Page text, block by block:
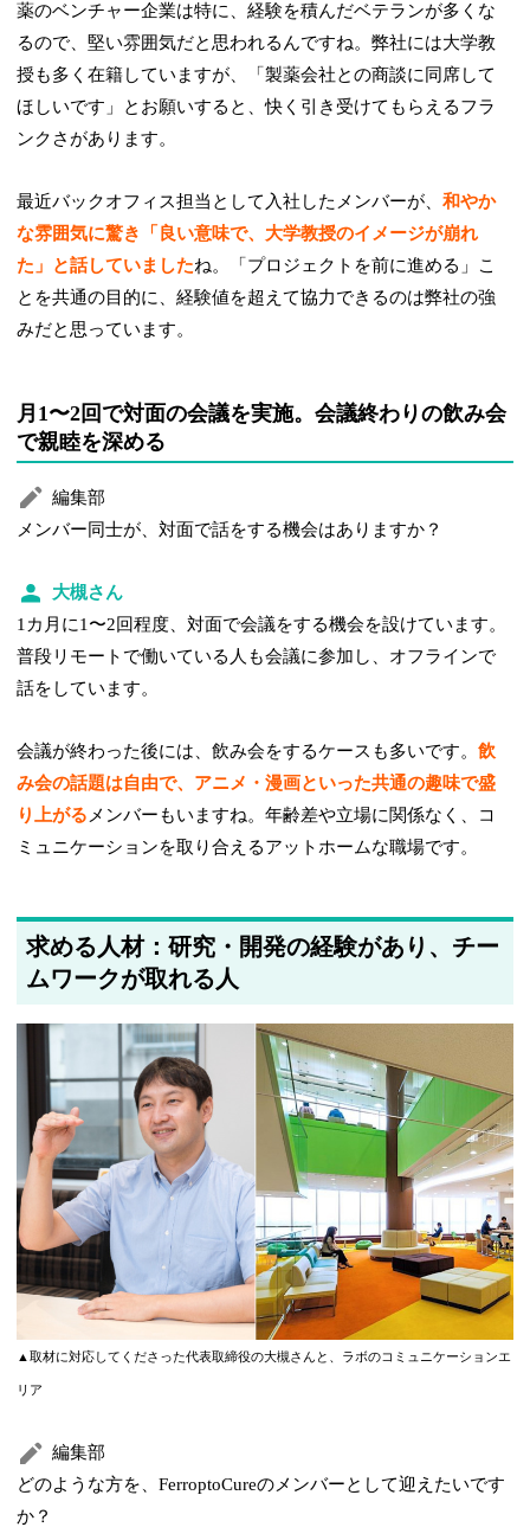
薬のベンチャー企業は特に、経験を積んだベテランが多くな
るので、堅い雰囲気だと思われるんですね。弊社には大学教
授も多く在籍していますが、「製薬会社との商談に同席して
ほしいです」とお願いすると、快く引き受けてもらえるフラ
ンクさがあります。
最近バックオフィス担当として入社したメンバーが、和やか
な雰囲気に驚き「良い意味で、大学教授のイメージが崩れ
た」と話していましたね。「プロジェクトを前に進める」こ
とを共通の目的に、経験値を超えて協力できるのは弊社の強
みだと思っています。
月1〜2回で対面の会議を実施。会議終わりの飲み会
で親睦を深める
編集部
メンバー同士が、対面で話をする機会はありますか？
大槻さん
1カ月に1〜2回程度、対面で会議をする機会を設けています。
普段リモートで働いている人も会議に参加し、オフラインで
話をしています。
会議が終わった後には、飲み会をするケースも多いです。飲
み会の話題は自由で、アニメ・漫画といった共通の趣味で盛
り上がる メンバーもいますね。年齢差や立場に関係なく、コ
ミュニケーションを取り合えるアットホームな職場です。
求める人材：研究・開発の経験があり、チー
ムワークが取れる人
▲取材に対応してくださった代表取締役の大槻さんと、ラボのコミュニケーションエ
リア
編集部
どのような方を、FerroptoCureのメンバーとして迎えたいです
か？